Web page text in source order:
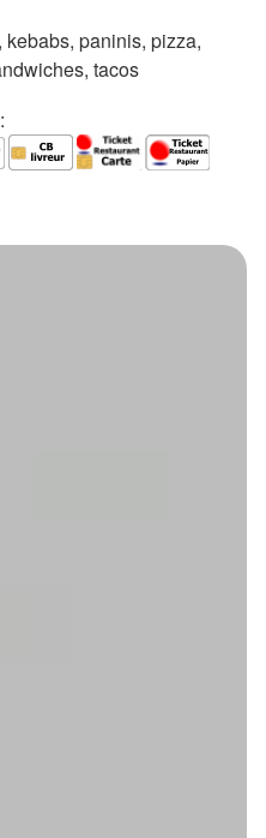
paninis, pizza,
tacos